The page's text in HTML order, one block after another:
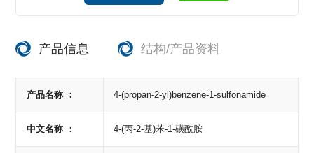
产品信息 结构/产品资料
产品名称 ： 4-(propan-2-yl)benzene-1-sulfonamide
中文名称 ： 4-(丙-2-基)苯-1-磺酰胺